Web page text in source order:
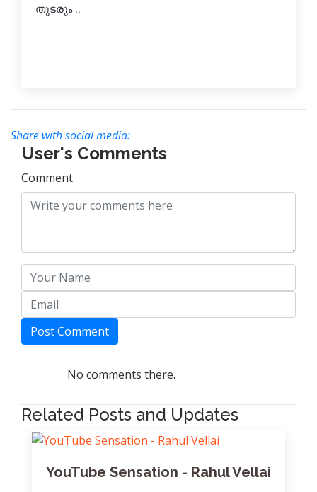
തുടരും ..
Share with social media:
User's Comments
Comment
Post Comment
No comments there.
Related Posts and Updates
YouTube Sensation - Rahul Vellai